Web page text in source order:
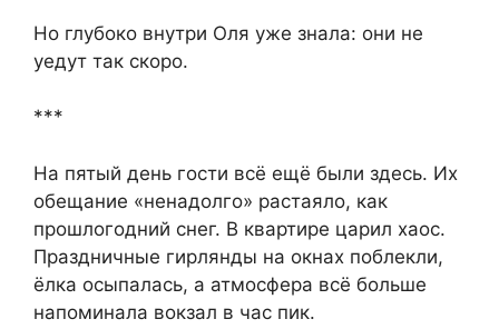
Но глубоко внутри Оля уже знала: они не
уедут так скоро.
***
На пятый день гости всё ещё были здесь. Их
обещание «ненадолго» растаяло, как
прошлогодний снег. В квартире царил хаос.
Праздничные гирлянды на окнах поблекли,
ёлка осыпалась, а атмосфера всё больше
напоминала вокзал в час пик.